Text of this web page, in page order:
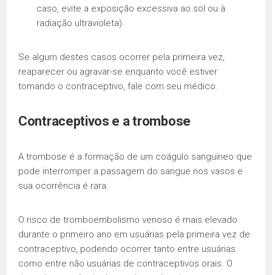
caso, evite a exposição excessiva ao sol ou à
radiação ultravioleta).
Se algum destes casos ocorrer pela primeira vez,
reaparecer ou agravar-se enquanto você estiver
tomando o contraceptivo, fale com seu médico.
Contraceptivos e atrombose
A trombose é a formação de um coágulo sanguíneo que
pode interromper a passagem do sangue nos vasos e
sua ocorrência é rara.
O risco de tromboembolismo venoso é mais elevado
durante o primeiro ano em usuárias pela primeira vez de
contraceptivo, podendo ocorrer tanto entre usuárias
como entre não usuárias de contraceptivos orais. O